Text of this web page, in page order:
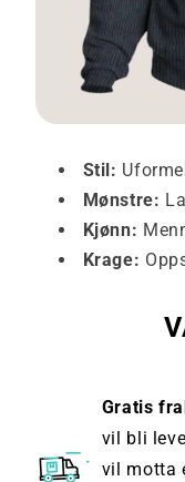
Stil:
Mønstre:
Kjønn:
Krage:
Gratis
vil bli
vil motta